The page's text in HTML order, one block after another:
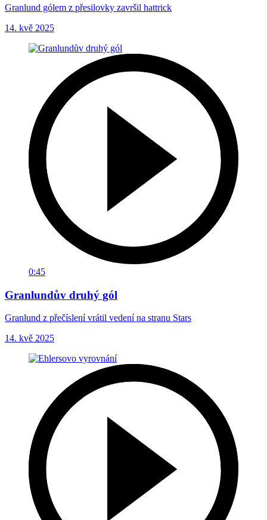
Granlund gólem z přesilovky završil hattrick
14. kvě 2025
0:45
Granlundův druhý gól
Granlund z přečíslení vrátil vedení na stranu Stars
14. kvě 2025